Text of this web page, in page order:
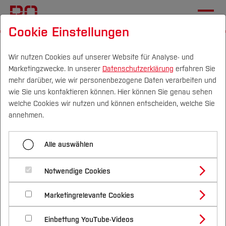
Campus Personen DE|EN Quicklinks
Studium
Studienangebote
Bachelorstudiengänge
Masterstudiengänge
Vor dem Studium
Bewerben & Einschreiben
Bewerbungsportal
Im Studium
Studienbüros und Prüfungen
Nach dem Studium
Forschung & Transfer
Profil
Forschungs- und Transferprofil
Schwerpunkte (FuT)
Beratung & Förderung
Nachhaltigkeit
Nachhaltigkeit studieren
International
Bau- und Umweltingenieurwesen
Team
Dr. Martin Balcewicz
Fachgebiet Reservoir Geophysics
Research | Forschung
Please find some information about my research,
my short CV and my publicationshere .
Teaching | Lehre
Cookie Einstellungen
Wir nutzen Cookies auf unserer Website für Analyse- und
Marketingzwecke. In unserer Datenschutzerklärung erfahren Sie
mehr darüber, wie wir personenbezogene Daten verarbeiten und
wie Sie uns kontaktieren können. Hier können Sie genau sehen
welche Cookies wir nutzen und können entscheiden, welche Sie
annehmen.
Alle auswählen
Notwendige Cookies
Marketingrelevante Cookies
Einbettung YouTube-Videos